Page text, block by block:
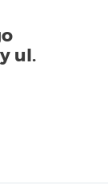
ul.